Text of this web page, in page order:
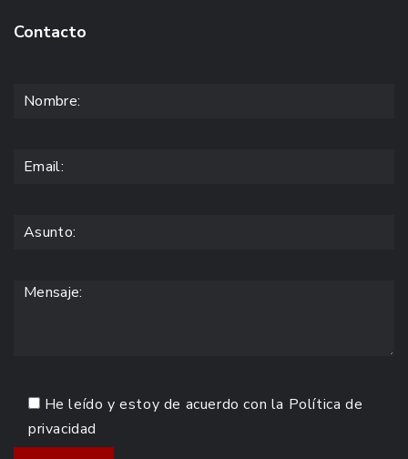
Contacto
He leído y estoy de acuerdo con la Política de
privacidad